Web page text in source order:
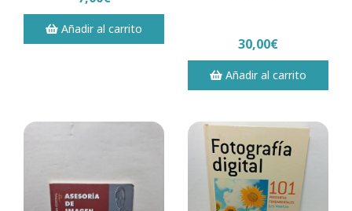
Añadir al carrito
30,00€
Añadir al carrito